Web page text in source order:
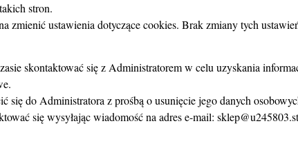
stron.
zmienić ustawienia dotyczące cookies. Brak zmiany tych
skontaktować się z Administratorem w celu uzyskania
do Administratora z prośbą o usunięcie jego danych
się wysyłając wiadomość na adres e-mail: